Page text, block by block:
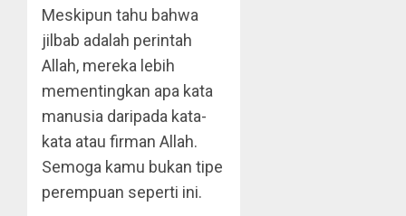
Meskipun tahu bahwa
jilbab adalah perintah
Allah, mereka lebih
mementingkan apa kata
manusia daripada kata-
kata atau firman Allah.
Semoga kamu bukan tipe
perempuan seperti ini.